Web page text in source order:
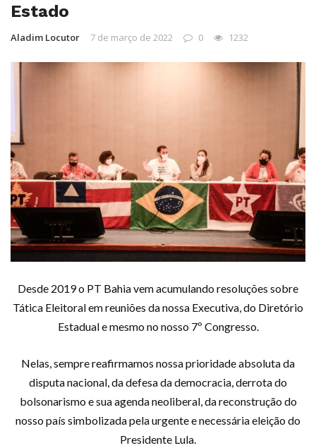
Estado
Aladim Locutor 7 de março de 2022 0 1232
Desde 2019 o PT Bahia vem acumulando resoluções sobre
Tática Eleitoral em reuniões da nossa Executiva, do Diretório
Estadual e mesmo no nosso 7º Congresso.
Nelas, sempre reafirmamos nossa prioridade absoluta da
disputa nacional, da defesa da democracia, derrota do
bolsonarismo e sua agenda neoliberal, da reconstrução do
nosso país simbolizada pela urgente e necessária eleição do
Presidente Lula.